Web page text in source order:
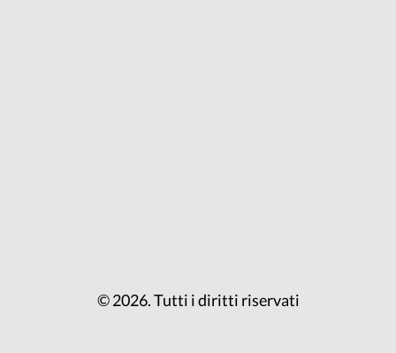
© 2026. Tutti i diritti riservati